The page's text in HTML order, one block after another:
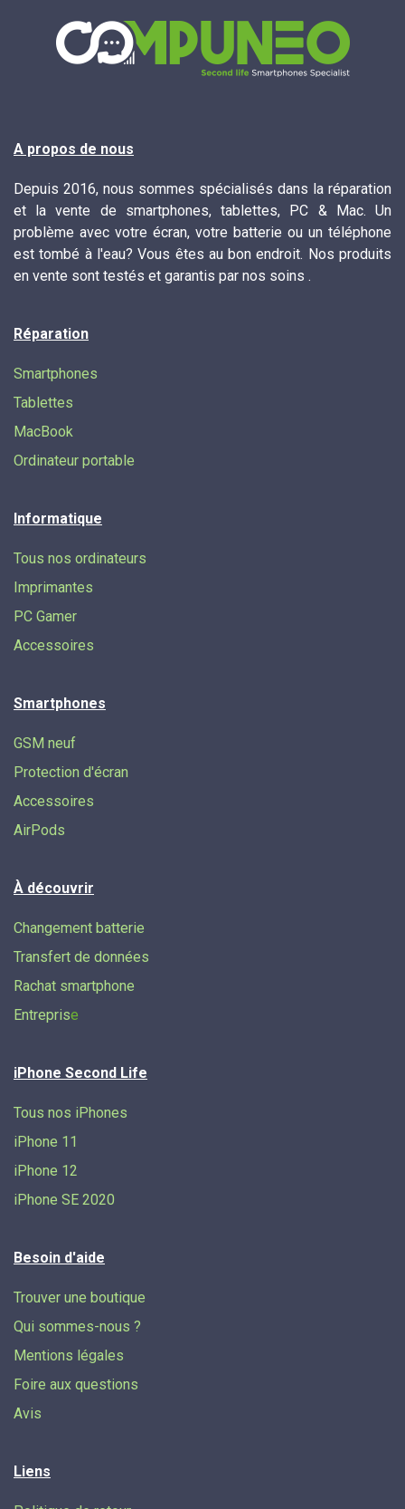
A propos de nous
Depuis 2016, nous sommes spécialisés dans la réparation
et la vente de smartphones, tablettes, PC & Mac. Un
problème avec votre écran, votre batterie ou un téléphone
est tombé à l'eau? Vous êtes au bon endroit. Nos produits
en vente sont testés et garantis par nos soins .
Réparation
Smartphones
Tablettes
MacBook
Ordinateur portable
Informatique
Tous nos ordinateurs
Imprimantes
PC Gamer
Accessoires
Smartphones
GSM neuf
Protection d'écran
Accessoires
AirPods
À découvrir
Changement batterie
Transfert de données​
Rachat smartphone
Entreprise
iPhone Second Life
Tous nos iPhones
iPhone 11
iPhone 12
iPhone SE 2020
Besoin d'aide
Trouver une boutique
Qui sommes-nous ?
Mentions légales
Foire aux questions
Avis
Liens